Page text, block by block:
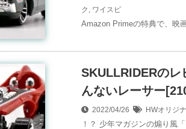
ク , ワイスピ
Amazon Primeの特典で、映
SKULLRIDERのレ
んないレーサー
2022/04/26 HWオリジ
！？ 少年マガジンの煽り風